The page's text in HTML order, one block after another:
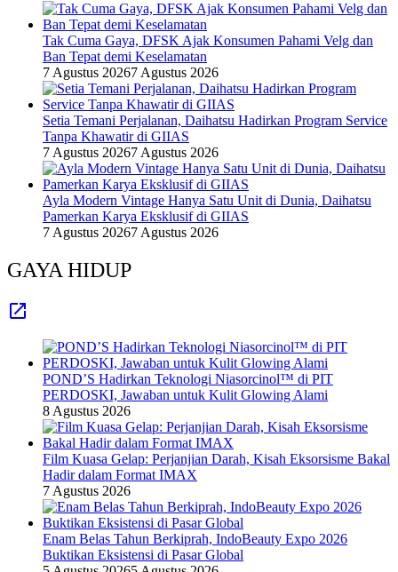
Tak Cuma Gaya, DFSK Ajak Konsumen Pahami Velg dan
Ban Tepat demi Keselamatan
7 Agustus 20267 Agustus 2026
Setia Temani Perjalanan, Daihatsu Hadirkan Program Service
Tanpa Khawatir di GIIAS
7 Agustus 20267 Agustus 2026
Ayla Modern Vintage Hanya Satu Unit di Dunia, Daihatsu
Pamerkan Karya Eksklusif di GIIAS
7 Agustus 20267 Agustus 2026
GAYA HIDUP
POND’S Hadirkan Teknologi Niasorcinol™ di PIT
PERDOSKI, Jawaban untuk Kulit Glowing Alami
8 Agustus 2026
Film Kuasa Gelap: Perjanjian Darah, Kisah Eksorsisme Bakal
Hadir dalam Format IMAX
7 Agustus 2026
Enam Belas Tahun Berkiprah, IndoBeauty Expo 2026
Buktikan Eksistensi di Pasar Global